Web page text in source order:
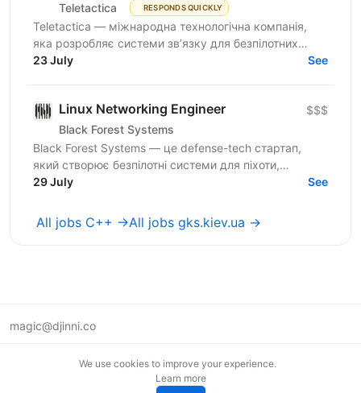
Teletactica RESPONDS QUICKLY
Teletactica — міжнародна технологічна компанія,
яка розробляє системи зв’язку для безпілотних
авіаційних комплексів (БПаК), та охоплює як
23 July See
Linux Networking Engineer
Black Forest Systems
$$$
Black Forest Systems — це defense-tech стартап,
який створює безпілотні системи для піхоти,
спроєктовані для реальних бойових умов. Наші
29 July See
All jobs C++ →All jobs gks.kiev.ua →
magic@djinni.co
We use cookies to improve your experience.
Learn more